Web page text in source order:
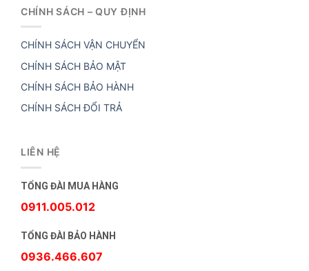
CHÍNH SÁCH – QUY ĐỊNH
CHÍNH SÁCH VẬN CHUYỂN
CHÍNH SÁCH BẢO MẬT
CHÍNH SÁCH BẢO HÀNH
CHÍNH SÁCH ĐỔI TRẢ
LIÊN HỆ
TỔNG ĐÀI MUA HÀNG
0911.005.012
TỔNG ĐÀI BẢO HÀNH
0936.466.607